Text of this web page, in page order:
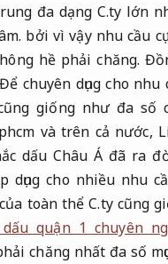
đa dạng C.ty lớn
bởi vì vậy nhu cầu
hề phải chăng.
Để chuyên dụng cho nhu
giống như đa số
và trên cả nước,
dấu Châu Á đã ra
dụng cho nhiều nhu
toàn thể C.ty cũng
quận 1 chuyên
chăng nhất đa số